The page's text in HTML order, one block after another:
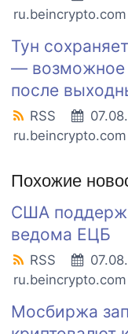
ru.beincrypto.com
Тун
— возможное
после
RSS
ru.beincrypto.com
Похожие
США
ведома ЕЦБ
RSS
ru.beincrypto.com
Мосбиржа